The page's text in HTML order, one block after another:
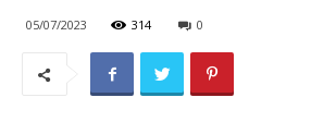
05/07/2023 314 0